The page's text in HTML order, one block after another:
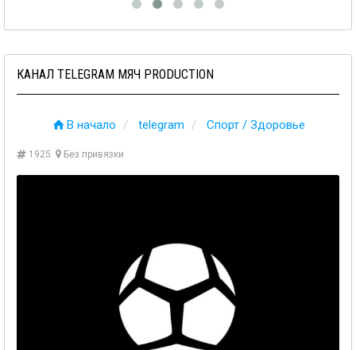
КАНАЛ TELEGRAM МЯЧ PRODUCTION
В начало telegram Спорт / Здоровье
1925 Без привязки